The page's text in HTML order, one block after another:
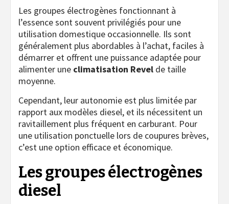
Les groupes électrogènes fonctionnant à
l’essence sont souvent privilégiés pour une
utilisation domestique occasionnelle. Ils sont
généralement plus abordables à l’achat, faciles à
démarrer et offrent une puissance adaptée pour
alimenter une climatisation Revel de taille
moyenne.
Cependant, leur autonomie est plus limitée par
rapport aux modèles diesel, et ils nécessitent un
ravitaillement plus fréquent en carburant. Pour
une utilisation ponctuelle lors de coupures brèves,
c’est une option efficace et économique.
Les groupes électrogènes
diesel